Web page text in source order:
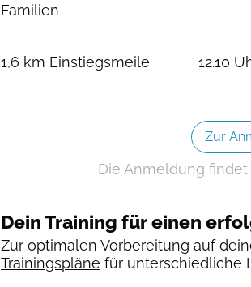
Familien
1,6 km Einstiegsmeile 12.10
Zur
Die Anmeldung
Dein Training für einen
Zur optimalen Vorbereitung auf
Trainingspläne für unterschiedliche